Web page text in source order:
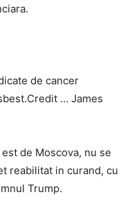
de cancer
… James
de Moscova, nu se
reabilitat in curand, cu
Trump.